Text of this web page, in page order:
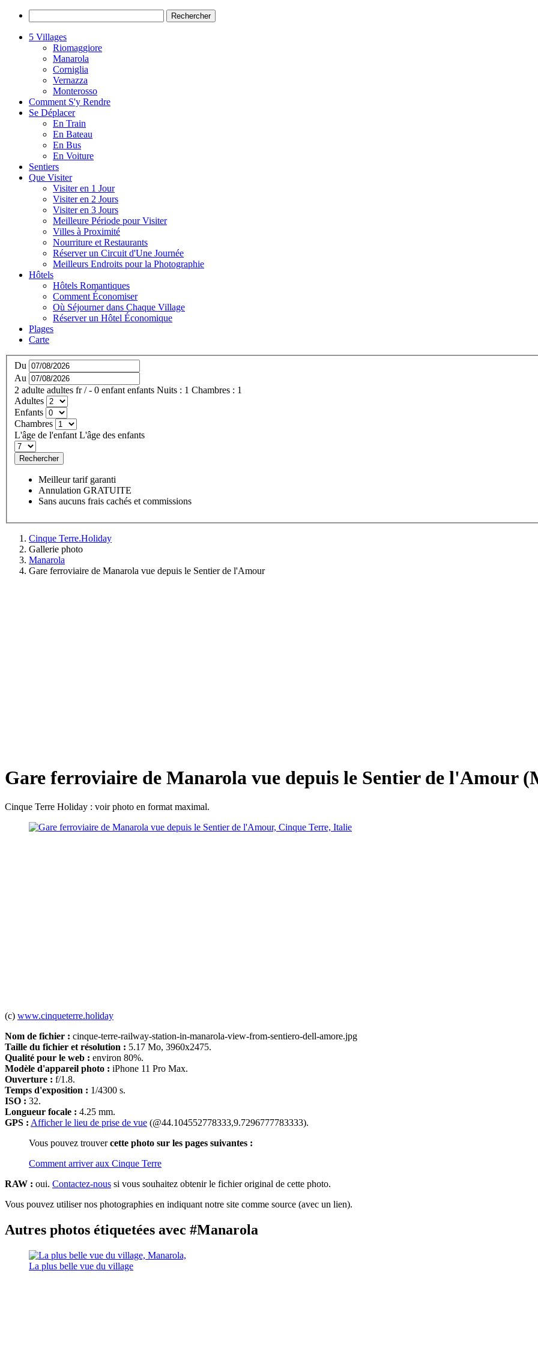
5 Villages
Riomaggiore
Manarola
Corniglia
Vernazza
Monterosso
Comment S'y Rendre
Se Déplacer
En Train
En Bateau
En Bus
En Voiture
Sentiers
Que Visiter
Visiter en 1 Jour
Visiter en 2 Jours
Visiter en 3 Jours
Meilleure Période pour Visiter
Villes à Proximité
Nourriture et Restaurants
Réserver un Circuit d'Une Journée
Meilleurs Endroits pour la Photographie
Hôtels
Hôtels Romantiques
Comment Économiser
Où Séjourner dans Chaque Village
Réserver un Hôtel Économique
Plages
Carte
Du
Au
2 adulte adultes fr / - 0 enfant enfants Nuits : 1 Chambres : 1
Adultes
Enfants
Chambres
L'âge de l'enfant L'âge des enfants
Rechercher
Meilleur tarif garanti
Annulation GRATUITE
Sans aucuns frais cachés et commissions
Cinque Terre.Holiday
Gallerie photo
Manarola
Gare ferroviaire de Manarola vue depuis le Sentier de l'Amour
Gare ferroviaire de Manarola vue depuis le Sentier de l'Amour
Cinque Terre Holiday : voir photo en format maximal.
(c) www.cinqueterre.holiday
Nom de fichier : cinque-terre-railway-station-in-manarola-view-from-sentiero-dell-amore.jpg
Taille du fichier et résolution : 5.17 Mo, 3960x2475.
Qualité pour le web : environ 80%.
Modèle d'appareil photo : iPhone 11 Pro Max.
Ouverture : f/1.8.
Temps d'exposition : 1/4300 s.
ISO : 32.
Longueur focale : 4.25 mm.
GPS : Afficher le lieu de prise de vue (@44.104552778333,9.7296777783333).
Vous pouvez trouvercette photo sur les pages suivantes :
Comment arriver aux Cinque Terre
RAW : oui. Contactez-nous si vous souhaitez obtenir le fichier original de cette photo.
Vous pouvez utiliser nos photographies en indiquant notre site comme source (avec un lien).
Autres photos étiquetées avec #Manarola
La plus belle vue du village